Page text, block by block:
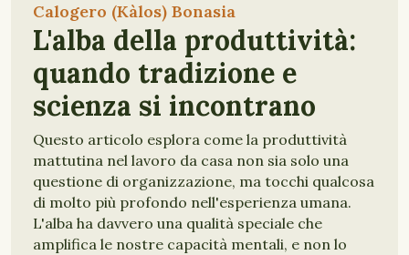
Calogero (Kàlos) Bonasia
L'alba della produttività:
quando tradizione e
scienza si incontrano
Questo articolo esplora come la produttività
mattutina nel lavoro da casa non sia solo una
questione di organizzazione, ma tocchi qualcosa
di molto più profondo nell'esperienza umana.
L'alba ha davvero una qualità speciale che
amplifica le nostre capacità mentali, e non lo